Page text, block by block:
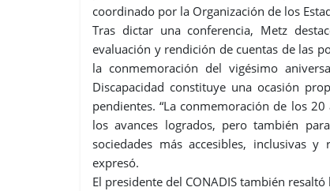
coordinado por la Organización de los
Tras dictar una conferencia, Metz
evaluación y rendición de cuentas de las
la conmemoración del vigésimo
Discapacidad constituye una ocasión
pendientes. “La conmemoración de los
los avances logrados, pero también
sociedades más accesibles, inclusivas
expresó.
El presidente del CONADIS también